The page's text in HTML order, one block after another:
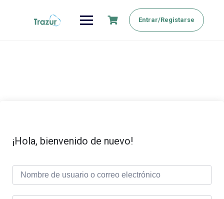
Entrar/Registarse
¡Hola, bienvenido de nuevo!